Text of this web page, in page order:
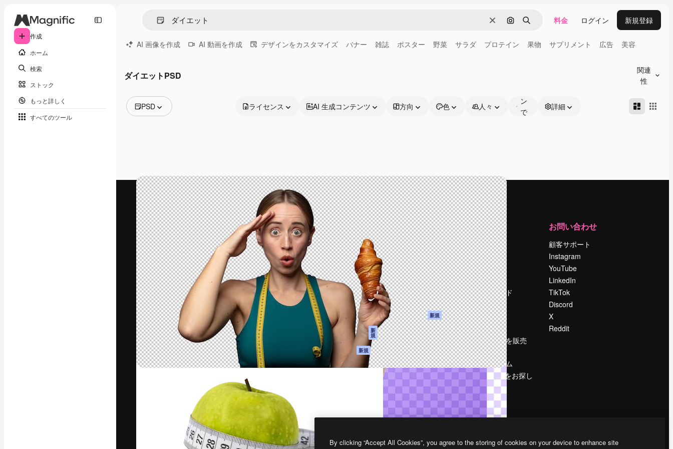
作成
ホーム
検索
ストック
もっと詳しく
すべてのツール
消去 画像で検索
検索 料金 ログイン 新規登録
AI 画像を作成 AI 動画を作成 デザインをカスタマイズ バナー 雑誌 ポスター 野菜 サラダ プロテイン 果物 サプリメント 広告 美容
ダイエットPSD
関連
性
PSD
動画
映像素材
モーショングラフィックス
動画テンプレート
アイコン
3D モデル
フォント
ライセンス AI 生成コンテンツ 方向 色 人々
ン
で
詳細
最高のクリエイティブ制作を導くためのプラ
ットフォーム。クリエイター、企業、代理
店、スタジオを含む100万人以上が利用して
います。
日本語
製品
Spaces
AI アシスタント
AI 画像生成ツール
AI 動画生成ツール
AI 音声合成ツール
ストックコンテン
ツ
Claude/ChatGPT
向けMCP
新
規
エージェント 新規
はじめに
Academy
ドキュメント
サポート
利用規約
プライバシーポリ
シー
オリジナル 新規
クッキーポリシー
トラストセンター
アフィリエイト
法人向け
運営
料金
会社概要
Reviews
採用情報
検索トレンド
ブログ
イベント
Slidesgo
コンテンツを販売
する
プレスルーム
magnific.aiをお探し
ですか？
お問い合わせ
顧客サポート
Instagram
YouTube
LinkedIn
TikTok
Discord
X
Reddit
Copyright © 2010-2026 Freepik Company S.L.U.無断複写・転載を禁じます
By clicking “Accept All Cookies”, you agree to the storing of cookies on your device to enhance site